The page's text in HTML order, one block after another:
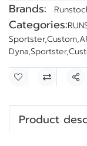
Brands:
Categories:
Sportster,Custom,
Dyna,Sportster,
Product